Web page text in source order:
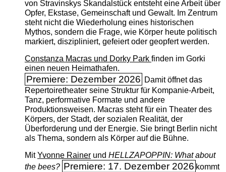
von Stravinskys Skandalstück entsteht eine Arbeit über
Opfer, Ekstase, Gemeinschaft und Gewalt. Im Zentrum
steht nicht die Wiederholung eines historischen
Mythos, sondern die Frage, wie Körper heute politisch
markiert, diszipliniert, gefeiert oder geopfert werden.
Constanza Macras und Dorky Park finden im Gorki
einen neuen Heimathafen.
Premiere: Dezember 2026 Damit öffnet das
Repertoiretheater seine Struktur für Kompanie-Arbeit,
Tanz, performative Formate und andere
Produktionsweisen. Macras steht für ein Theater des
Körpers, der Stadt, der sozialen Realität, der
Überforderung und der Energie. Sie bringt Berlin nicht
als Thema, sondern als Körper auf die Bühne.
MitYvonne Rainerund HELLZAPOPPIN: What about
the bees? Premiere: 17. Dezember 2026 kommt